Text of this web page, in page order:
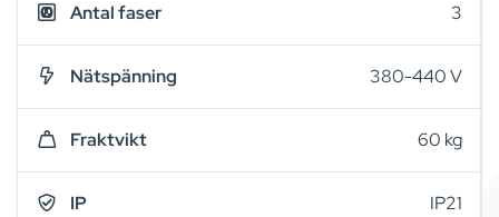
Antal faser 3
Nätspänning 380-440 V
Fraktvikt 60 kg
IP IP21